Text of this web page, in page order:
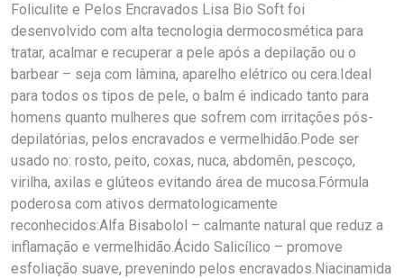
Foliculite e Pelos Encravados Lisa Bio Soft foi
desenvolvido com alta tecnologia dermocosmética para
tratar, acalmar e recuperar a pele após a depilação ou o
barbear – seja com lâmina, aparelho elétrico ou cera.Ideal
para todos os tipos de pele, o balm é indicado tanto para
homens quanto mulheres que sofrem com irritações pós-
depilatórias, pelos encravados e vermelhidão.Pode ser
usado no: rosto, peito, coxas, nuca, abdomên, pescoço,
virilha, axilas e glúteos evitando área de mucosa.Fórmula
poderosa com ativos dermatologicamente
reconhecidos:Alfa Bisabolol – calmante natural que reduz a
inflamação e vermelhidão.Ácido Salicílico – promove
esfoliação suave, prevenindo pelos encravados.Niacinamida